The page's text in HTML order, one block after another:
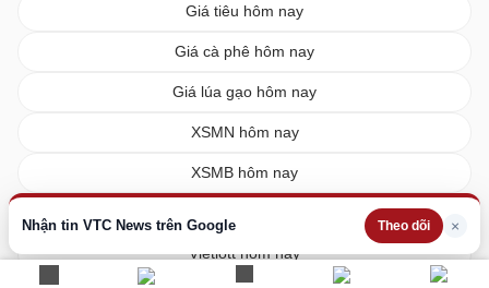
Nhận tin VTC News trên Google Theo dõi ×
Giá tiêu hôm nay
Giá cà phê hôm nay
Giá lúa gạo hôm nay
XSMN hôm nay
XSMB hôm nay
Vietlott hôm nay